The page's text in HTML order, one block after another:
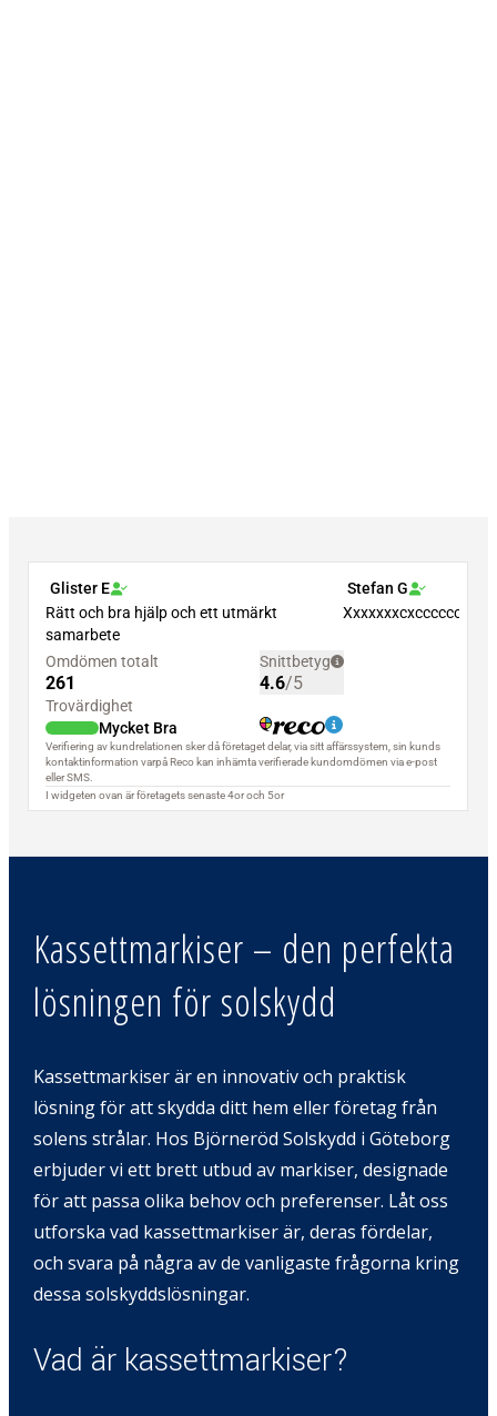
Kassettmarkiser – den perfekta
lösningen för solskydd
Kassettmarkiser är en innovativ och praktisk
lösning för att skydda ditt hem eller företag från
solens strålar. Hos Björneröd Solskydd i Göteborg
erbjuder vi ett brett utbud av markiser, designade
för att passa olika behov och preferenser. Låt oss
utforska vad kassettmarkiser är, deras fördelar,
och svara på några av de vanligaste frågorna kring
dessa solskyddslösningar.
Vad är kassettmarkiser?